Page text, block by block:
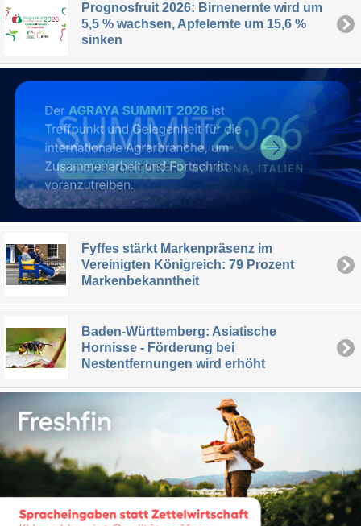
Prognosfruit 2026: Birnenernte wird um
5,5 % wachsen, Apfelernte um 15,6 %
sinken
Fyffes stärkt Markenpräsenz im
Vereinigten Königreich: 79 Prozent
Markenbekanntheit
Baden-Württemberg: Asiatische
Hornisse - Förderung bei
Nestentfernungen wird erhöht